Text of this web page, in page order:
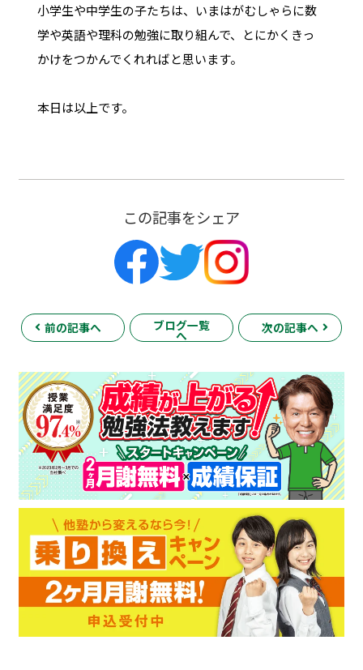
小学生や中学生の子たちは、いまはがむしゃらに数
学や英語や理科の勉強に取り組んで、とにかくきっ
かけをつかんでくれればと思います。
本日は以上です。
この記事をシェア
前の記事へ ブログ一覧
へ
次の記事へ